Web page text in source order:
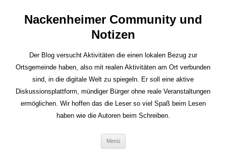
Nackenheimer Community und
Notizen
Der Blog versucht Aktivitäten die einen lokalen Bezug zur
Ortsgemeinde haben, also mit realen Aktivitäten am Ort verbunden
sind, in die digitale Welt zu spiegeln. Er soll eine aktive
Diskussionsplattform, mündiger Bürger ohne reale Veranstaltungen
ermöglichen. Wir hoffen das die Leser so viel Spaß beim Lesen
haben wie die Autoren beim Schreiben.
Menü